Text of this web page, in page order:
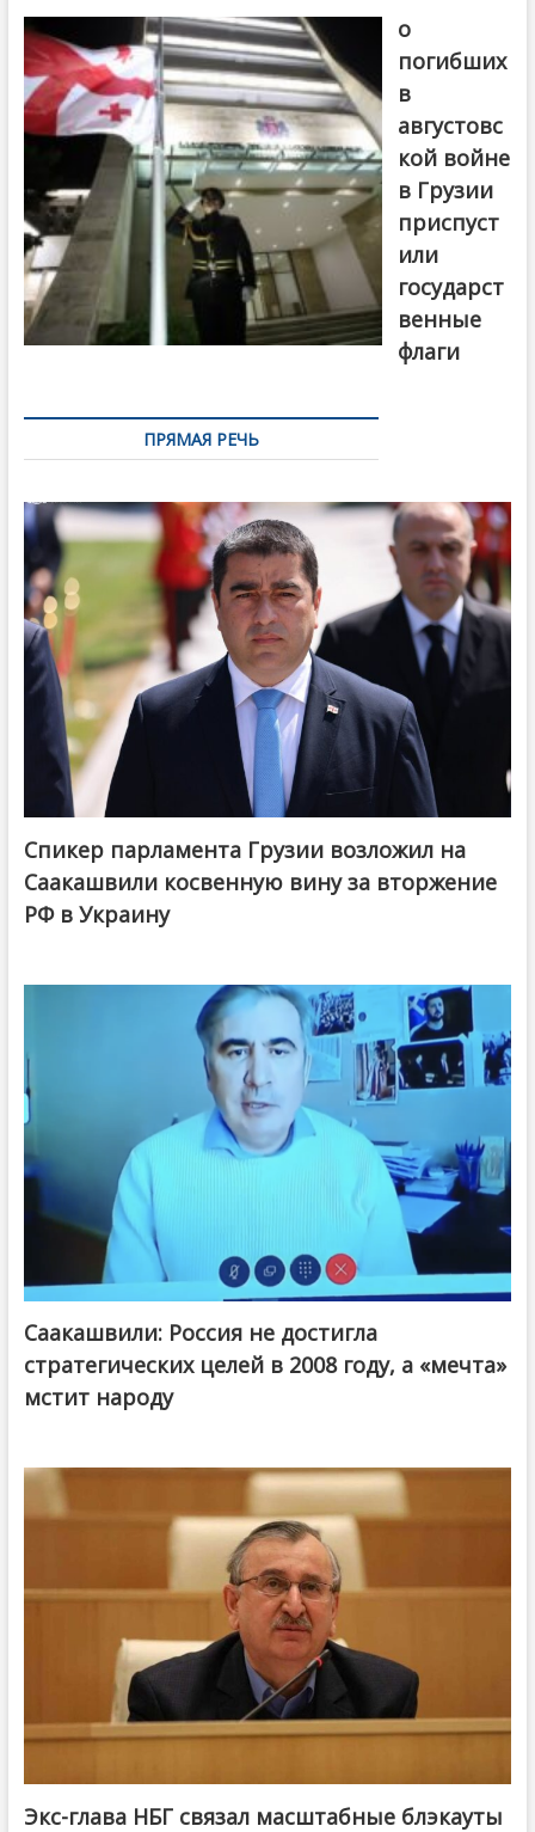
о
погибших
в
августовс
кой войне
в Грузии
приспуст
или
государст
венные
флаги
ПРЯМАЯ РЕЧЬ
Спикер парламента Грузии возложил на
Саакашвили косвенную вину за вторжение
РФ в Украину
Саакашвили: Россия не достигла
стратегических целей в 2008 году, а «мечта»
мстит народу
Экс-глава НБГ связал масштабные блэкауты